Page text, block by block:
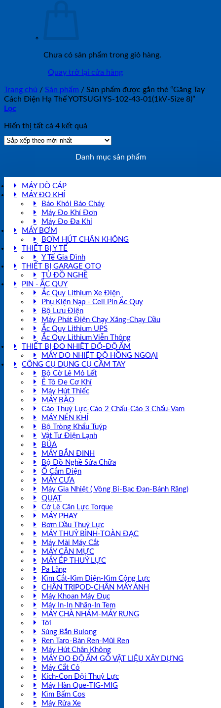
Chưa có sản phẩm trong giỏ hàng.
Quay trở lại cửa hàng
Trang chủ / Sản phẩm / Sản phẩm được gắn thẻ “Găng Tay
Cách Điện Hạ Thế YOTSUGI YS-102-43-01(1kV-Size 8)”
Lọc
Hiển thị tất cả 4 kết quả
sắp
xếp
theo
Danh mục sản phẩm
MÁY DÒ CÁP
MÁY ĐO KHÍ
Báo Khói Báo Cháy
Máy Đo Khí Đơn
Máy Đo Đa Khí
MÁY BƠM
BƠM HÚT CHÂN KHÔNG
THIẾT BỊ Y TẾ
Y Tế Gia Đình
THIẾT BỊ GARAGE OTO
TỦ ĐỒ NGHỀ
PIN - ẮC QUY
Ắc Quy Lithium Xe Điện
Phụ Kiện Nạp - Cell Pin Ắc Quy
Bộ Lưu Điện
Máy Phát Điện Chạy Xăng-Chạy Dầu
Ắc Quy Lithium UPS
Ắc Quy Lithium Viễn Thông
THIẾT BỊ ĐO NHIỆT ĐỘ-ĐỘ ẨM
MÁY ĐO NHIỆT ĐỘ HỒNG NGOẠI
CÔNG CỤ DỤNG CỤ CẦM TAY
Bộ Cờ Lê Mỏ Lết
Ê Tô Đe Cơ Khí
Máy Hút Thiếc
MÁY BÀO
Cảo Thuỷ Lực-Cảo 2 Chấu-Cảo 3 Chấu-Vam
MÁY NÉN KHÍ
Bộ Tròng Khẩu Tuýp
Vật Tư Điện Lạnh
BÚA
MÁY BẮN ĐINH
Bộ Đồ Nghề Sửa Chữa
Ổ Cắm Điện
MÁY CƯA
Máy Gia Nhiệt ( Vòng Bi-Bạc Đạn-Bánh Răng)
QUẠT
Cờ Lê Cân Lực Torque
MÁY PHAY
Bơm Dầu Thuỷ Lực
MÁY THUỶ BÌNH-TOÀN ĐẠC
Máy Mài Máy Cắt
MÁY CÂN MỰC
MÁY ÉP THUỶ LỰC
Pa Lăng
Kìm Cắt-Kìm Điện-Kìm Cộng Lực
CHÂN TRIPOD-CHÂN MÁY ẢNH
Máy Khoan Máy Đục
Máy In-In Nhãn-In Tem
MÁY CHÀ NHÁM-MÁY RUNG
Tời
Súng Bắn Bulong
Ren Taro-Bàn Ren-Mũi Ren
Máy Hút Chân Không
MÁY ĐO ĐỘ ẨM GỖ VẬT LIỆU XÂY DỰNG
Máy Cắt Cỏ
Kích-Con Đội Thuỷ Lực
Máy Hàn Que-TIG-MIG
Kìm Bấm Cos
Máy Rửa Xe